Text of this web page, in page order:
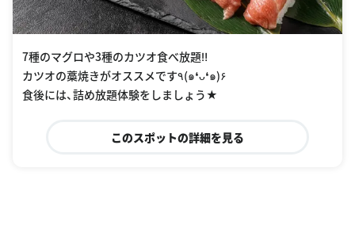
7種のマグロや3種のカツオ食べ放題‼︎
カツオの藁焼きがオススメです٩(๑❛ᴗ❛๑)۶
食後には、詰め放題体験をしましょう★
このスポットの詳細を見る